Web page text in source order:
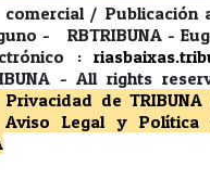
/ Publicación
- RBTRIBUNA -
:
-All rights
de TRIBUNA
Aviso Legal y Política